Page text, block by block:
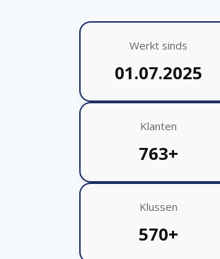
Werkt sinds
01.07.2025
Klanten
763+
Klussen
570+